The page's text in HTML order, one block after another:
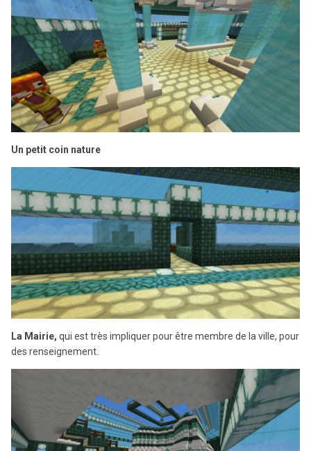
Un petit coin nature
La Mairie, qui est très impliquer pour être membre de la ville, pour
des renseignement.